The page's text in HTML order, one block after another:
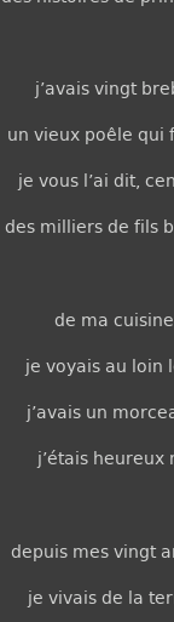
j’avais vingt
un vieux poêle qui
je vous l’ai dit,
des milliers de fils
de ma
je voyais au loin
j’avais un
j’étais heureux
depuis mes vingt
je vivais de la